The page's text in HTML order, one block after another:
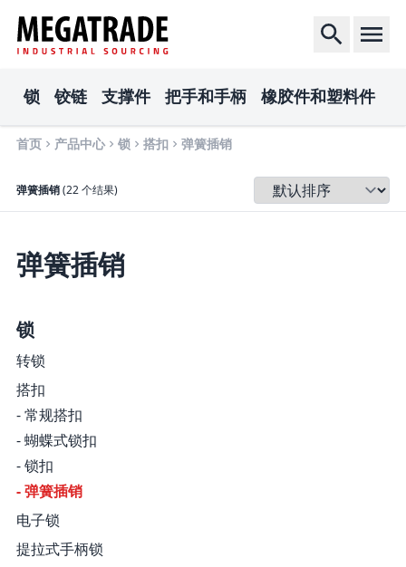
锁 铰链 支撑件 把手和手柄 橡胶件和塑料件
首页 产品中心 锁 搭扣 弹簧插销
弹簧插销(22 个结果) 排序
弹簧插销
锁
转锁
搭扣
- 常规搭扣
- 蝴蝶式锁扣
- 锁扣
- 弹簧插销
电子锁
提拉式手柄锁